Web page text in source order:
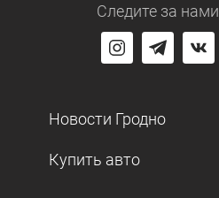
Следите за нами
Новости Гродно
Купить авто